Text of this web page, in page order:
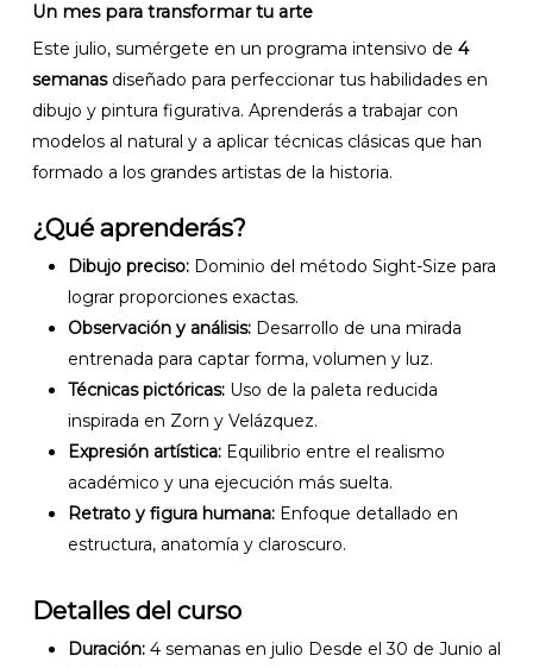
Un mes para transformar tu arte
Este julio, sumérgete en un programa intensivo de 4
semanasdiseñado para perfeccionar tus habilidades en
dibujo y pintura figurativa. Aprenderás a trabajar con
modelos al natural y a aplicar técnicas clásicas que han
formado a los grandes artistas de la historia.
¿Qué aprenderás?
Dibujo preciso:Dominio del método Sight-Size para
lograr proporciones exactas.
Observación y análisis:Desarrollo de una mirada
entrenada para captar forma, volumen y luz.
Técnicas pictóricas:Uso de la paleta reducida
inspirada en Zorn y Velázquez.
Expresión artística:Equilibrio entre el realismo
académico y una ejecución más suelta.
Retrato y figura humana:Enfoque detallado en
estructura, anatomía y claroscuro.
Detalles del curso
Duración:4 semanas en julio Desde el 30 de Junio al